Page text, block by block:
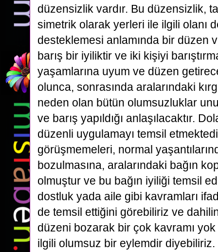
düzensizlik vardır. Bu düzensizlik,
simetrik olarak yerleri ile ilgili olanı
desteklemesi anlamında bir düzen
barış bir iyiliktir ve iki kişiyi
yaşamlarına uyum ve düzen
olunca, sonrasında aralarındaki
neden olan bütün olumsuzluklar
ve barış yapıldığı anlaşılacaktır.
düzenli uygulamayı temsil
görüşmemeleri, normal
bozulmasına, aralarındaki bağın
olmuştur ve bu bağın iyiliği temsil
dostluk yada aile gibi kavramları
de temsil ettiğini görebiliriz ve
düzeni bozarak bir çok kavramı
ilgili olumsuz bir eylemdir